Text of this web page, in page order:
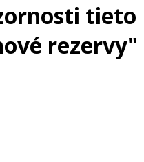
tieto
rezervy"